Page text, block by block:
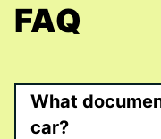
FAQ
What
car?